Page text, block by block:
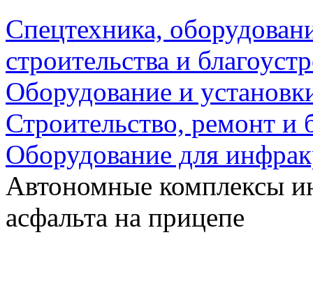
Спецтехника,
строительства и
Оборудование и
Строительство, ремонт и
Оборудование для
Автономные комплексы
асфальта на прицепе